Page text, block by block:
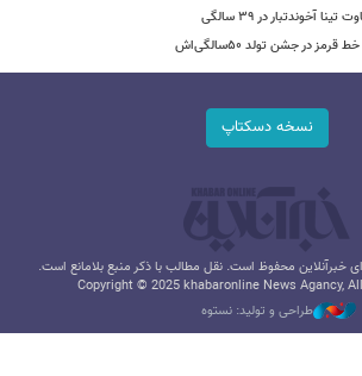
در ۳۹ سالگی
در جشن تولد ۵۰سالگی‌اش
نسخه دسکتاپ
خبرآنلاین محفوظ است. نقل مطالب با ذکر منبع بلامانع است.
Copyright © 2025 khabaronline News Agancy,
طراحی و تولید: نستوه